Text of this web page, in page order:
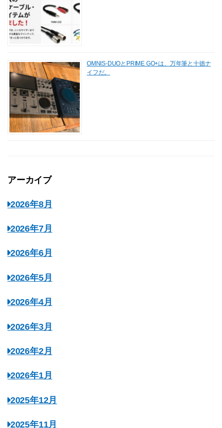
OMNIS-DUOとPRIME GO+は、万年筆と十徳ナ
イフだ。
アーカイブ
2026年8月
2026年7月
2026年6月
2026年5月
2026年4月
2026年3月
2026年2月
2026年1月
2025年12月
2025年11月